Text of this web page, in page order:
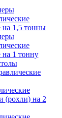
на 1,5 тонны
1 тонну
(рохли) на 2